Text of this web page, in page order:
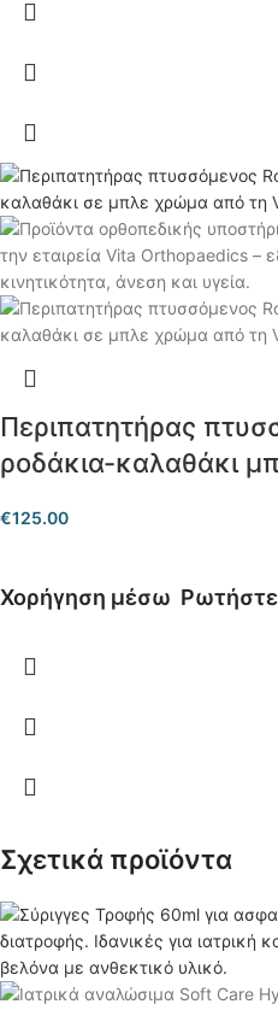
Περιπατητήρας
ροδάκια-καλαθάκι
€125.00
Χορήγηση μέσω
Σχετικά προϊόντα